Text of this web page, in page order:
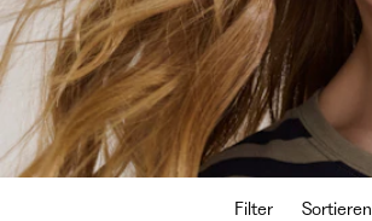
Filter Sortieren